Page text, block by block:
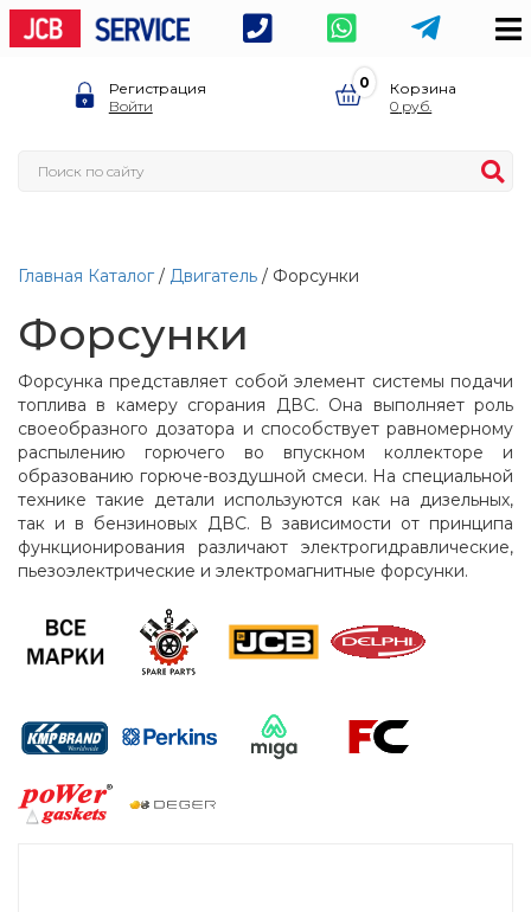
Регистрация
Войти
0
Корзина
0
Главная Каталог/ Двигатель / Форсунки
Форсунки
Форсунка представляет собой элемент системы подачи
топлива в камеру сгорания ДВС. Она выполняет роль
своеобразного дозатора и способствует равномерному
распылению горючего во впускном коллекторе и
образованию горюче-воздушной смеси. На специальной
технике такие детали используются как на дизельных,
так и в бензиновых ДВС. В зависимости от принципа
функционирования различают электрогидравлические,
пьезоэлектрические и электромагнитные форсунки.